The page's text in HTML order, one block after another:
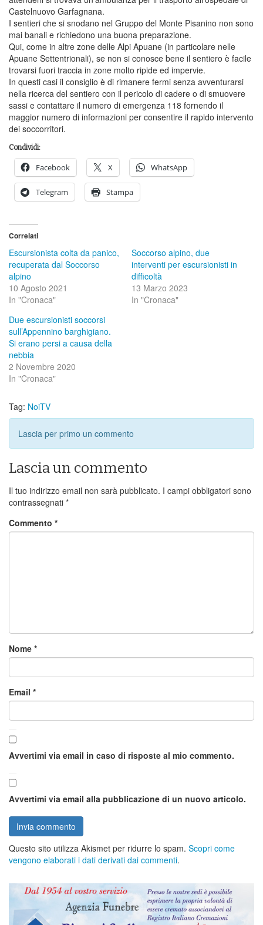
Castelnuovo Garfagnana.
I sentieri che si snodano nel Gruppo del Monte Pisanino non sono
mai banali e richiedono una buona preparazione.
Qui, come in altre zone delle Alpi Apuane (in particolare nelle
Apuane Settentrionali), se non si conosce bene il sentiero è facile
trovarsi fuori traccia in zone molto ripide ed impervie.
In questi casi il consiglio è di rimanere fermi senza avventurarsi
nella ricerca del sentiero con il pericolo di cadere o di smuovere
sassi e contattare il numero di emergenza 118 fornendo il
maggior numero di informazioni per consentire il rapido intervento
dei soccorritori.
Condividi:
Facebook X WhatsApp
Telegram Stampa
Correlati
Escursionista colta da panico,
recuperata dal Soccorso
alpino
10 Agosto 2021
In "Cronaca"
Soccorso alpino, due
interventi per escursionisti in
difficoltà
13 Marzo 2023
In "Cronaca"
Due escursionisti soccorsi
sull’Appennino barghigiano.
Si erano persi a causa della
nebbia
2 Novembre 2020
In "Cronaca"
Tag: NoiTV
Lascia per primo un commento
Lascia un commento
Il tuo indirizzo email non sarà pubblicato. I campi obbligatori sono
contrassegnati *
Commento *
Nome *
Email *
Avvertimi via email in caso di risposte al mio commento.
Avvertimi via email alla pubblicazione di un nuovo articolo.
Questo sito utilizza Akismet per ridurre lo spam. Scopri come
vengono elaborati i dati derivati dai commenti.